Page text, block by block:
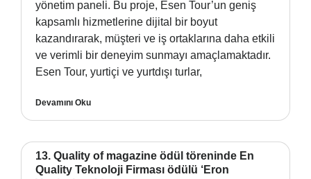
yönetim paneli. Bu proje, Esen Tour’un geniş
kapsamlı hizmetlerine dijital bir boyut
kazandırarak, müşteri ve iş ortaklarına daha etkili
ve verimli bir deneyim sunmayı amaçlamaktadır.
Esen Tour, yurtiçi ve yurtdışı turlar,
Devamını Oku
13. Quality of magazine ödül töreninde En
Quality Teknoloji Firması ödülü ‘Eron